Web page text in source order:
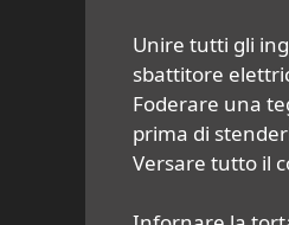
Unire tutti gli
sbattitore
Foderare una
prima di
Versare tutto il